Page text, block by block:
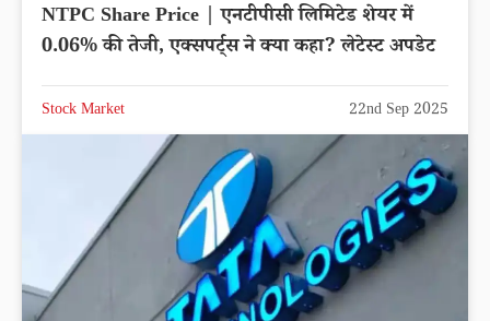
NTPC Share Price | एनटीपीसी लिमिटेड शेयर में
0.06% की तेजी, एक्सपर्ट्स ने क्या कहा? लेटेस्ट अपडेट
Stock Market 22nd Sep 2025